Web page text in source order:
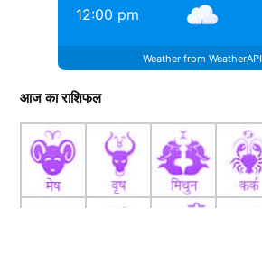
12:00 pm
Weather from WeatherAPI
आज का राशिफल